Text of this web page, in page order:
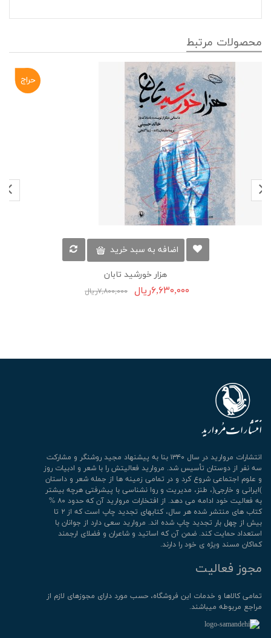
محصولات مرتبط
حراج
اضافه به سبد خرید
هزار خورشید تابان
۶,۶۳۰,۰۰۰ریال ۷,۸۰۰,۰۰۰ریال
انتشارات مروارید در سال ۱۳۴۰ بنا به پیشنهاد مجید روشنگر و مشارکت
سه نفر از دوستان تأسیس شد. مروارید فعالیتش را با شعر و ادبیات روز
و علوم اجتماعی شروع کرد و در تمامی زمینه ها از جمله شعر و داستان
)ایرانی و خارجی(، طنز، مدیریت و روا نشناسی با پیشرفتی هرچه بیشتر
به فعالیت خود ادامه می دهد. از افتخارات مروارید آن که حدود ۸۰ %
کتاب های منتشر شده هر سال، کتابهای تجدید چاپ است که از ۲ تا
بیش از چهل بار تجدید چاپ شده اند. مروارید سعی دارد از جوانان با
استعداد حمایت کند. ضمن آن که اساتید و شاعران و فضلای ارجمند
کماکان مسند ویژه ی خود را دارند.
مجوز فعالیت
تمامی كالاها و خدمات این فروشگاه، حسب مورد دارای مجوزهای لازم از
مراجع مربوطه میباشند.